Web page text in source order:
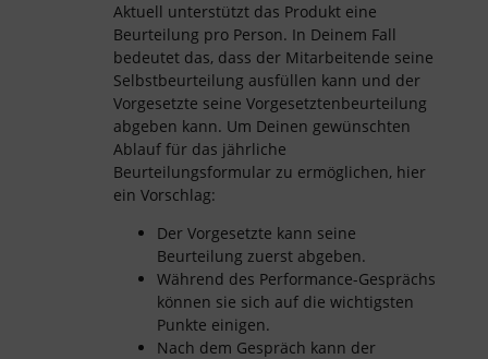
Aktuell unterstützt das Produkt eine
Beurteilung pro Person. In Deinem Fall
bedeutet das, dass der Mitarbeitende seine
Selbstbeurteilung ausfüllen kann und der
Vorgesetzte seine Vorgesetztenbeurteilung
abgeben kann. Um Deinen gewünschten
Ablauf für das jährliche
Beurteilungsformular zu ermöglichen, hier
ein Vorschlag:
Der Vorgesetzte kann seine
Beurteilung zuerst abgeben.
Während des Performance-Gesprächs
können sie sich auf die wichtigsten
Punkte einigen.
Nach dem Gespräch kann der